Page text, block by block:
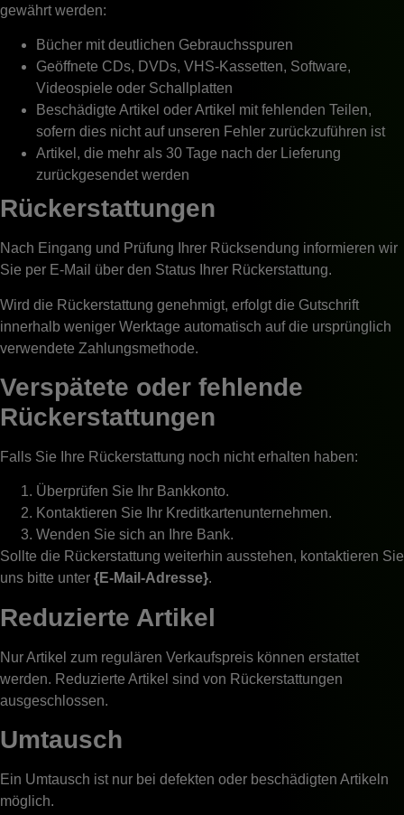
gewährt werden:
Bücher mit deutlichen Gebrauchsspuren
Geöffnete CDs, DVDs, VHS-Kassetten, Software,
Videospiele oder Schallplatten
Beschädigte Artikel oder Artikel mit fehlenden Teilen,
sofern dies nicht auf unseren Fehler zurückzuführen ist
Artikel, die mehr als 30 Tage nach der Lieferung
zurückgesendet werden
Rückerstattungen
Nach Eingang und Prüfung Ihrer Rücksendung informieren wir
Sie per E-Mail über den Status Ihrer Rückerstattung.
Wird die Rückerstattung genehmigt, erfolgt die Gutschrift
innerhalb weniger Werktage automatisch auf die ursprünglich
verwendete Zahlungsmethode.
Verspätete oder fehlende
Rückerstattungen
Falls Sie Ihre Rückerstattung noch nicht erhalten haben:
Überprüfen Sie Ihr Bankkonto.
Kontaktieren Sie Ihr Kreditkartenunternehmen.
Wenden Sie sich an Ihre Bank.
Sollte die Rückerstattung weiterhin ausstehen, kontaktieren Sie
uns bitte unter {E-Mail-Adresse}.
Reduzierte Artikel
Nur Artikel zum regulären Verkaufspreis können erstattet
werden. Reduzierte Artikel sind von Rückerstattungen
ausgeschlossen.
Umtausch
Ein Umtausch ist nur bei defekten oder beschädigten Artikeln
möglich.